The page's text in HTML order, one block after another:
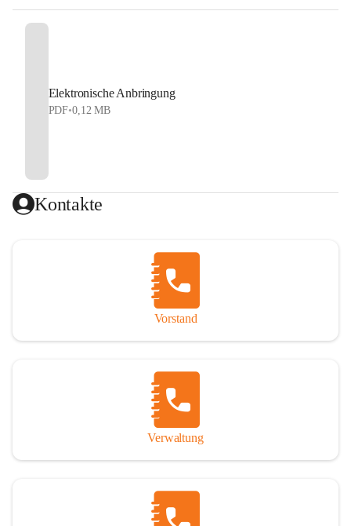
Elektronische Anbringung
PDF•0,12 MB
Kontakte
Vorstand
Verwaltung